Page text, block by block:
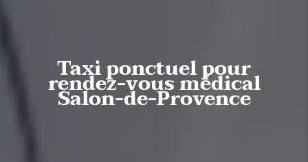
Taxi ponctuel pour
rendez-vous médical
Salon-de-Provence